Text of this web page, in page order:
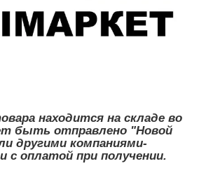
находится на складе во
быть отправлено "Новой
другими компаниями-
с оплатой при получении.